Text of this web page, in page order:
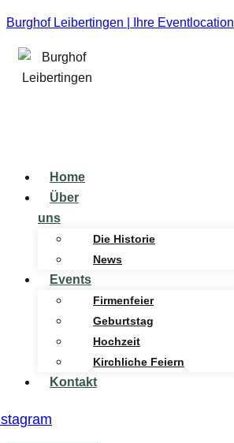
Burghof Leibertingen | Ihre Eventlocation
Home
Über
uns
Die Historie
News
Events
Firmenfeier
Geburtstag
Hochzeit
Kirchliche Feiern
Kontakt